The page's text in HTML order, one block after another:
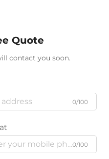
Quote
contact you soon.
0/100
0/100